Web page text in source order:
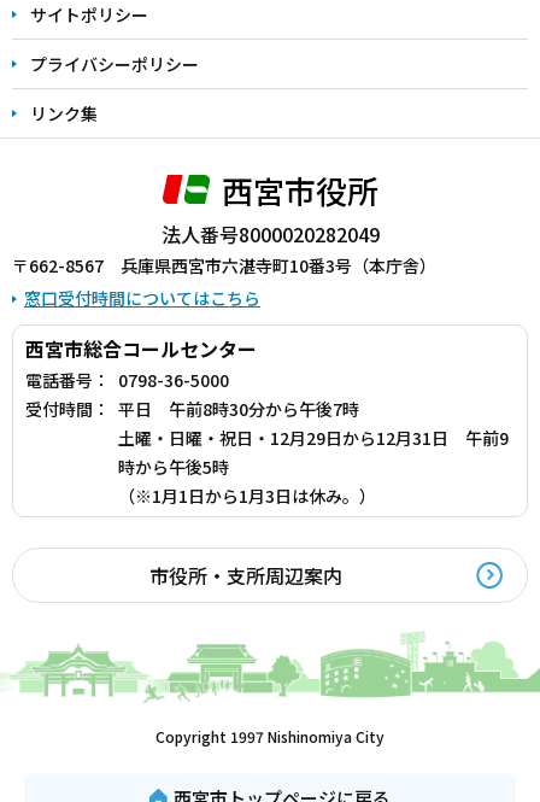
サイトポリシー
プライバシーポリシー
リンク集
西宮市役所
法人番号8000020282049
〒662-8567 兵庫県西宮市六湛寺町10番3号（本庁舎）
窓口受付時間についてはこちら
西宮市総合コールセンター
電話番号：
0798-36-5000
受付時間：
平日 午前8時30分から午後7時
土曜・日曜・祝日・12月29日から12月31日 午前9
時から午後5時
（※1月1日から1月3日は休み。）
市役所・支所周辺案内
Copyright 1997 Nishinomiya City